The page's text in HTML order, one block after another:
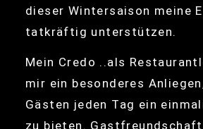
dieser Wintersaison meine
tatkräftig unterstützen.
Mein Credo ..als
mir ein besonderes
Gästen jeden Tag ein
zu bieten.